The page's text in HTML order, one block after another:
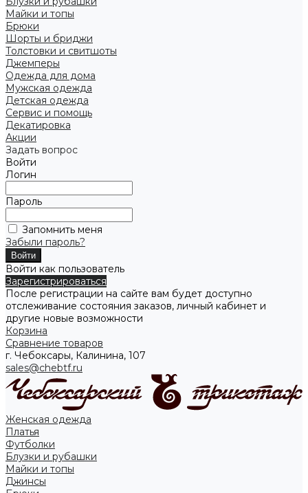
Майки и топы
Брюки
Шорты и бриджи
Толстовки и свитшоты
Джемперы
Одежда для дома
Мужская одежда
Детская одежда
Сервис и помощь
Декатировка
Акции
Задать вопрос
Войти
Логин
Пароль
Запомнить меня
Забыли пароль?
Войти как пользователь
Зарегистрироваться
После регистрации на сайте вам будет доступно
отслеживание состояния заказов, личный кабинет и
другие новые возможности
Корзина
Сравнение товаров
г. Чебоксары, Калинина, 107
sales@chebtf.ru
Женская одежда
Платья
Футболки
Блузки и рубашки
Майки и топы
Джинсы